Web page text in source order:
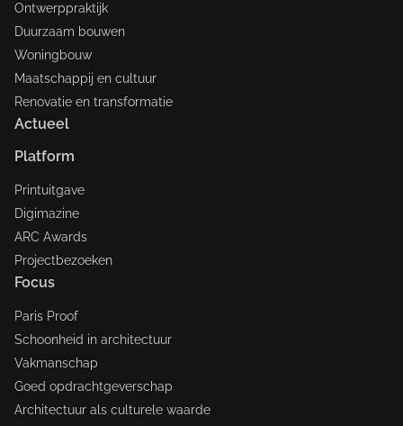
Ontwerppraktijk
Duurzaam bouwen
Woningbouw
Maatschappij en cultuur
Renovatie en transformatie
Actueel
Platform
Printuitgave
Digimazine
ARC Awards
Projectbezoeken
Focus
Paris Proof
Schoonheid in architectuur
Vakmanschap
Goed opdrachtgeverschap
Architectuur als culturele waarde